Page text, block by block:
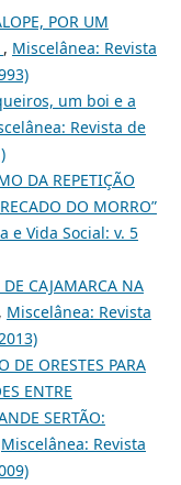
POR UM
, Miscelânea: Revista
um boi e a
Revista de
DA REPETIÇÃO
DO MORRO”
e Vida Social: v. 5
CAJAMARCA NA
, Miscelânea: Revista
DE ORESTES PARA
ENTRE
SERTÃO:
Miscelânea: Revista